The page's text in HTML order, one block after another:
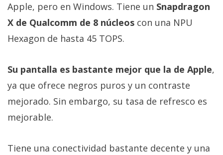
Apple, pero en Windows. Tiene un Snapdragon
X de Qualcomm de 8 núcleos con una NPU
Hexagon de hasta 45 TOPS.
Su pantalla es bastante mejor que la de Apple,
ya que ofrece negros puros y un contraste
mejorado. Sin embargo, su tasa de refresco es
mejorable.
Tiene una conectividad bastante decente y una